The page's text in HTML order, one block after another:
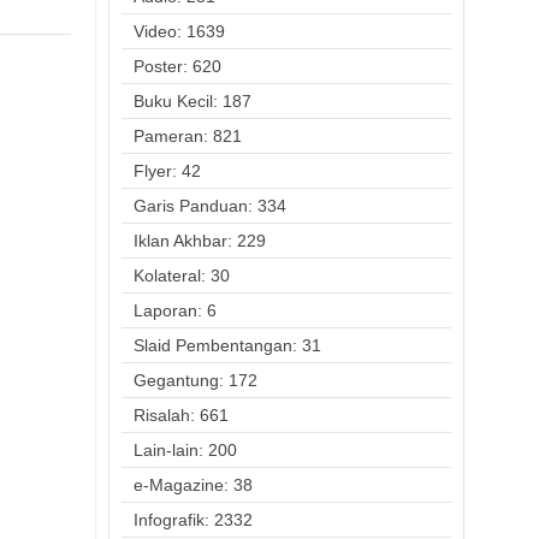
Video: 1639
Poster: 620
Buku Kecil: 187
Pameran: 821
Flyer: 42
Garis Panduan: 334
Iklan Akhbar: 229
Kolateral: 30
Laporan: 6
Slaid Pembentangan: 31
Gegantung: 172
Risalah: 661
Lain-lain: 200
e-Magazine: 38
Infografik: 2332